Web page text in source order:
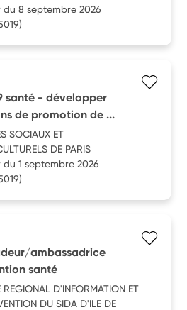
8 septembre 2026
santé - développer
de promotion de ...
SOCIAUX ET
DE PARIS
1 septembre 2026
ambassadrice
santé
REGIONAL D'INFORMATION ET
DU SIDA D'ILE DE